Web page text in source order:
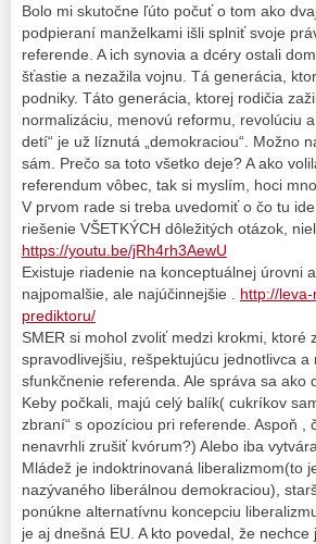
Bolo mi skutočne ľúto počuť o tom ako
podpieraní manželkami išli splniť svoje
referende. A ich synovia a dcéry ostali
šťastie a nezažila vojnu. Tá generácia,
podniky. Táto generácia, ktorej rodičia
normalizáciu, menovú reformu, revolúciu
detí“ je už líznutá „demokraciou“. Možno
sám. Prečo sa toto všetko deje? A ako
referendum vôbec, tak si myslím, hoci
V prvom rade si treba uvedomiť o čo tu
riešenie VŠETKÝCH dôležitých otázok,
https://youtu.be/jRh4rh3AewU
Existuje riadenie na konceptuálnej úrovni
najpomalšie, ale najúčinnejšie . http://
prediktoru/
SMER si mohol zvoliť medzi krokmi,
spravodlivejšiu, rešpektujúcu jednotlivca
sfunkčnenie referenda. Ale správa sa
Keby počkali, majú celý balík( cukríkov
zbraní“ s opozíciou pri referende. Aspoň
nenavrhli zrušiť kvórum?) Alebo iba
Mládež je indoktrinovaná liberalizmom(to
nazývaného liberálnou demokraciou),
ponúkne alternatívnu koncepciu
je aj dnešná EU. A kto povedal, že